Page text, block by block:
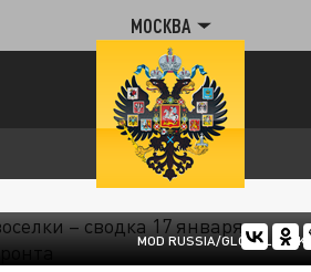
МОСКВА
MOD RUSSIA/